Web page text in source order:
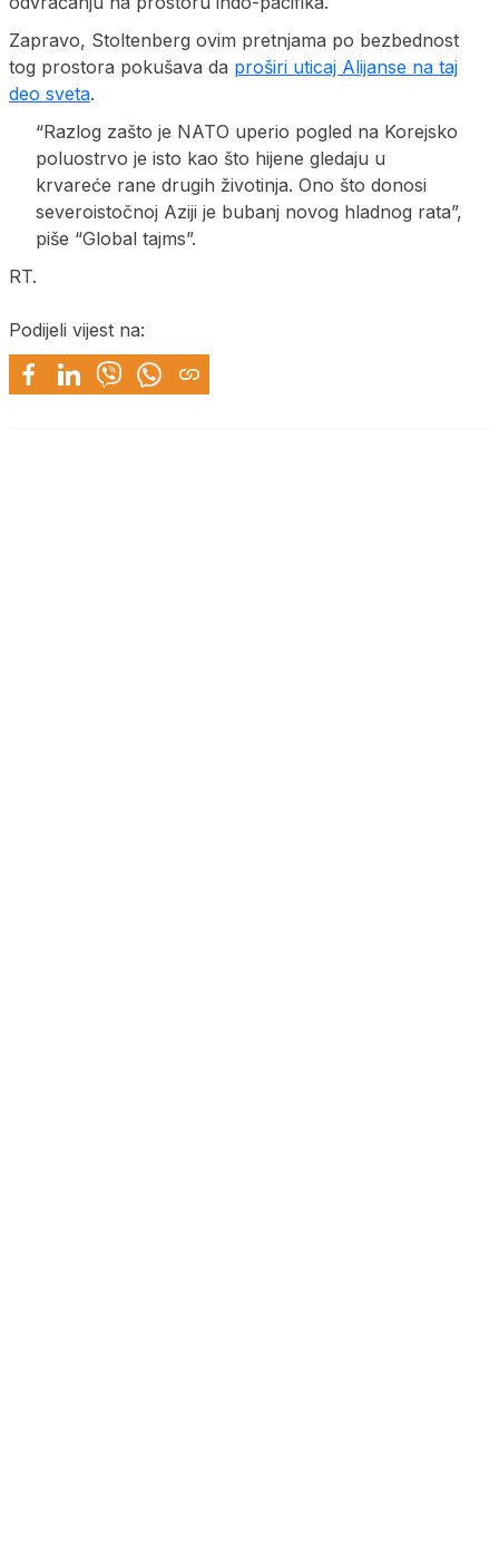
Zapravo, Stoltenberg ovim pretnjama po bezbednost
tog prostora pokušava da proširi uticaj Alijanse na taj
deo sveta.
“Razlog zašto je NATO uperio pogled na Korejsko
poluostrvo je isto kao što hijene gledaju u
krvareće rane drugih životinja. Ono što donosi
severoistočnoj Aziji je bubanj novog hladnog rata”,
piše “Global tajms”.
RT.
Podijeli vijest na: